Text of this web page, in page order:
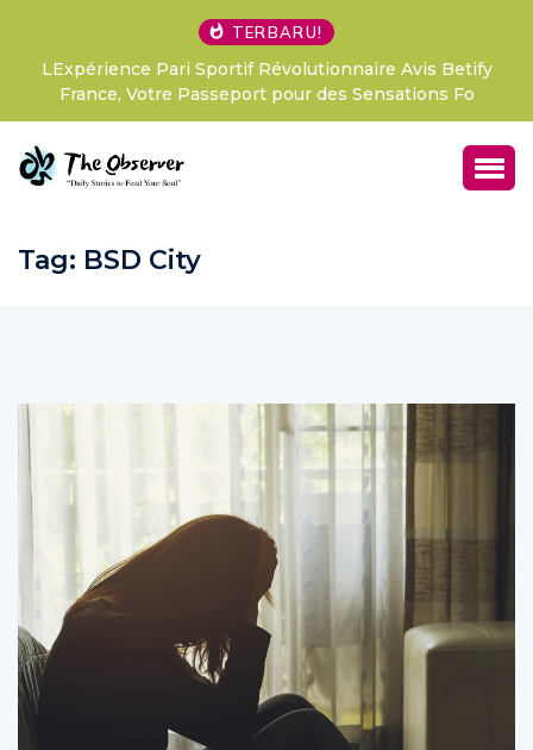
TERBARU!
LExpérience Pari Sportif Révolutionnaire Avis Betify
France, Votre Passeport pour des Sensations Fo
Tag: BSD City